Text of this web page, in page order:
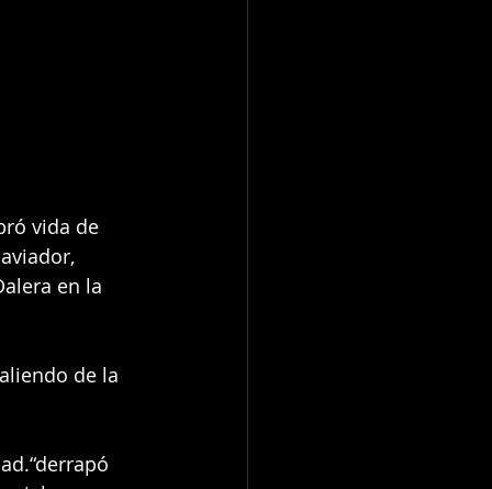
vida de
en la
de la